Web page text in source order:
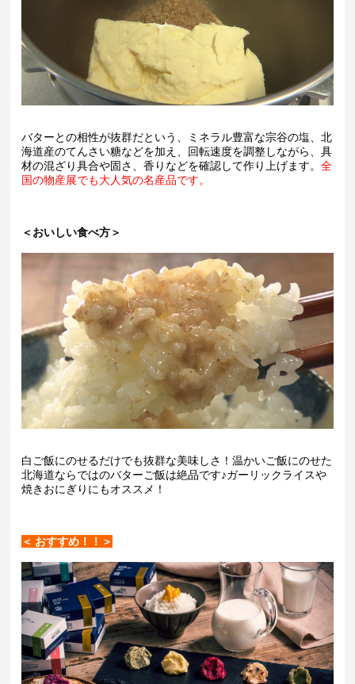
バターとの相性が抜群だという、ミネラル豊富な宗谷の塩、北
海道産のてんさい糖などを加え、回転速度を調整しながら、具
材の混ざり具合や固さ、香りなどを確認して作り上げます。全
国の物産展でも大人気の名産品です。
＜おいしい食べ方＞
白ご飯にのせるだけでも抜群な美味しさ！温かいご飯にのせた
北海道ならではのバターご飯は絶品です♪ガーリックライスや
焼きおにぎりにもオススメ！
＜ おすすめ！！＞